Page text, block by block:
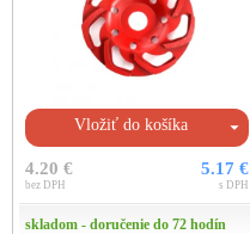
Vložiť do košíka
4.20 €
bez DPH
5.17 €
s DPH
skladom - doručenie do 72 hodín